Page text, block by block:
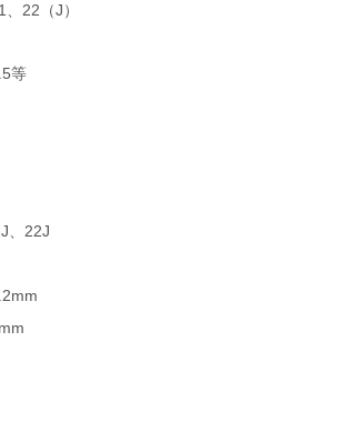
、 22 （J ）
等
、 22J